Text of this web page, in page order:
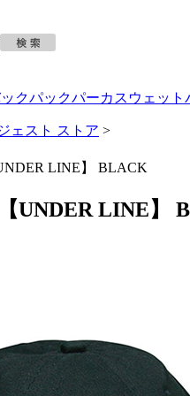
クパックパーカ スウェット
ェスト ストア >
LINE】 BLACK
UNDER LINE】